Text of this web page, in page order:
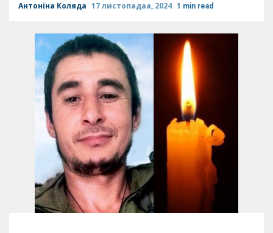
Антоніна Коляда 17 листопадаа, 2024 1 min read